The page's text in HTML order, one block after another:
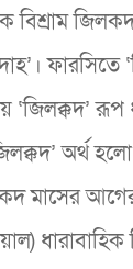
বিশ্রাম
ফারসিতে
‘জিলক্কদ’ রূপ
অর্থ
মাসের
ধারাবাহিক